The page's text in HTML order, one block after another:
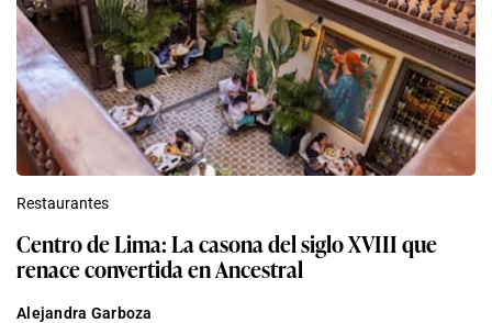
Restaurantes
Centro de Lima: La casona del siglo XVIII que
renace convertida en Ancestral
Alejandra Garboza